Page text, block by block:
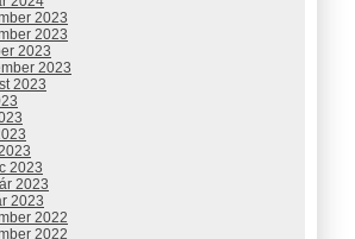
2023
2023
2023
2023
2023
2023
2023
2023
2022
2022